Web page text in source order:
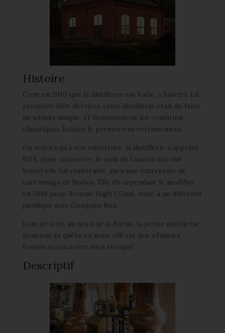
Histoire
C’est en 2010 que la distillerie est batie, à Bjärtrå. LA
première idée derrière cette distillerie était de faire
un whisky unique, et honnêtement les condition
climatiques locales le permettent certainement.
On notera qu’à son ouverture, la distillerie s’appelait
BOX, pour conserver le nom de l’ancien site sur
lequel elle fut construite, ancienne entreprise de
cartonnage de boites. Elle dû cependant le modifier
en 2018 pour devenir High COast, suite à un différent
juridique avec Compass Box.
Loin de tout, au nord de la Suède, la petite distillerie
poursuit sa quête en nous offrant des whiskies
fruités au caractère bien trempé!
Descriptif